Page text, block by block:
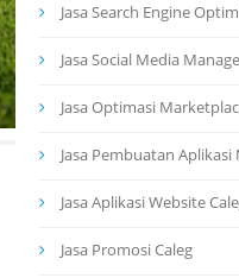
Jasa Search Engine
Jasa Social Media
Jasa Optimasi
Jasa Pembuatan Aplikasi
Jasa Aplikasi Website
Jasa Promosi Caleg